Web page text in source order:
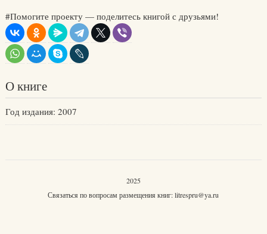
#Помогите проекту — поделитесь книгой с друзьями!
О книге
Год издания: 2007
2025
Связаться по вопросам размещения книг:litrespru@ya.ru